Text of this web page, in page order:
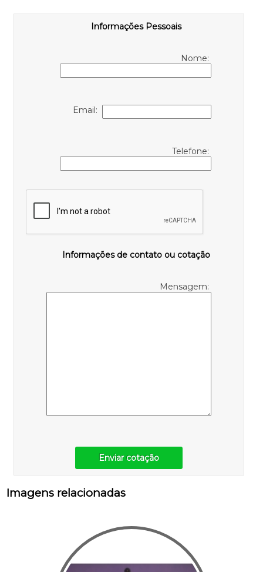
Informações Pessoais
Nome:
Email:
Telefone:
Informações de contato ou cotação
Mensagem:
Enviar cotação
Imagens relacionadas